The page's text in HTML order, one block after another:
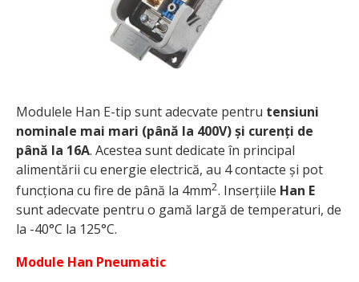
Modulele Han E-tip sunt adecvate pentru tensiuni
nominale mai mari (până la 400V) și curenți de
până la 16A. Acestea sunt dedicate în principal
alimentării cu energie electrică, au 4 contacte și pot
funcționa cu fire de până la 4mm2. Inserțiile Han E
sunt adecvate pentru o gamă largă de temperaturi, de
la -40°C la 125°C.
Module Han Pneumatic